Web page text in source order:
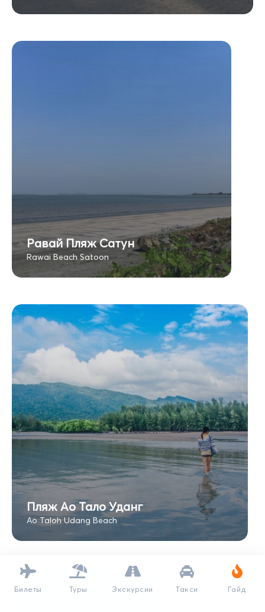
Равай Пляж Сатун
Rawai Beach Satoon
Пляж Ао Тало Уданг
Ao Taloh Udang Beach
Билеты Туры Экскурсии Такси Гайд